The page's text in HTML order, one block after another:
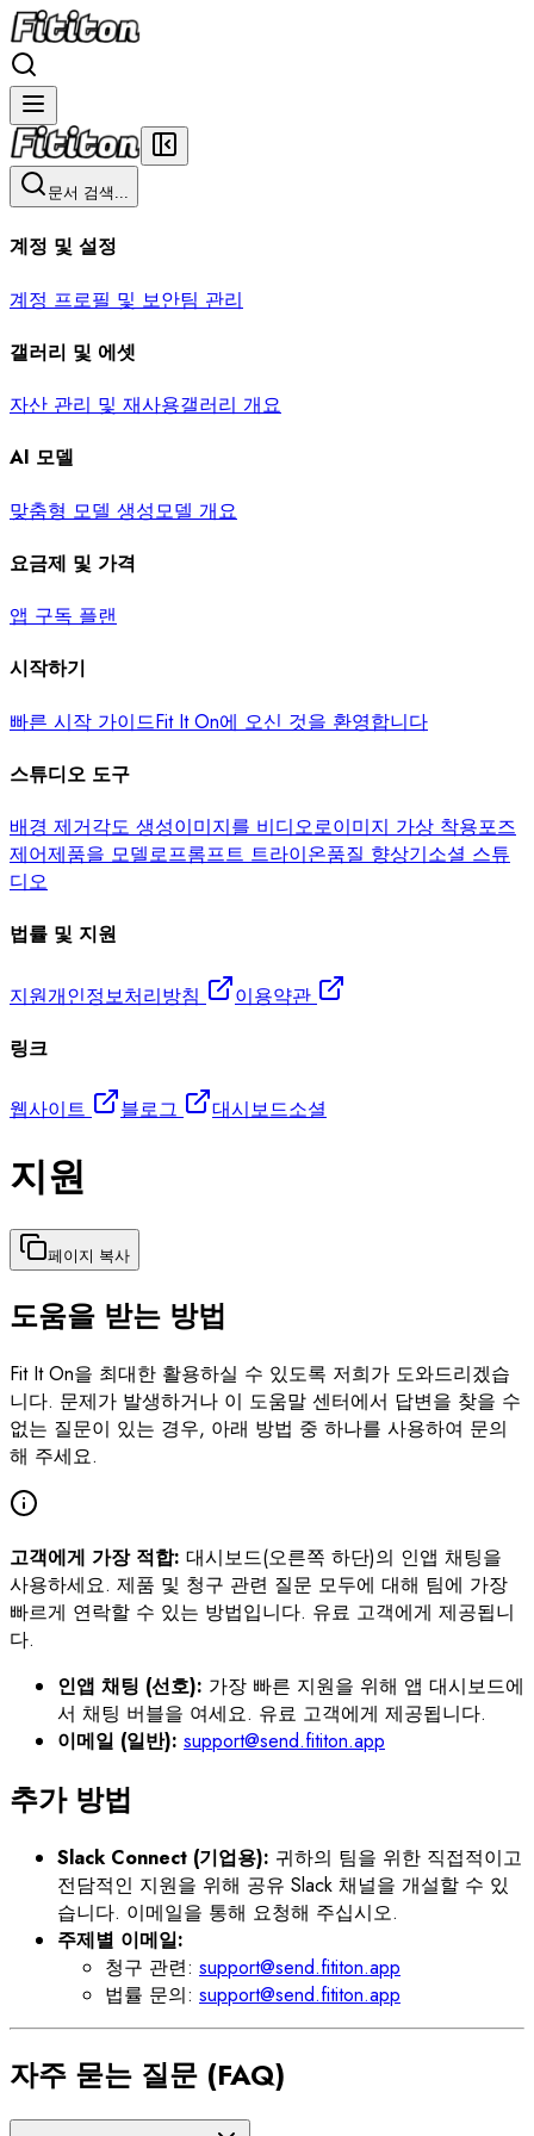
문서 검색...
계정 및 설정
계정 프로필 및 보안팀 관리
갤러리 및 에셋
자산 관리 및 재사용갤러리 개요
AI 모델
맞춤형 모델 생성모델 개요
요금제 및 가격
앱 구독 플랜
시작하기
빠른 시작 가이드Fit It On에 오신 것을 환영합니다
스튜디오 도구
배경 제거각도 생성이미지를 비디오로이미지 가상 착용포즈
제어제품을 모델로프롬프트 트라이온품질 향상기소셜 스튜
디오
법률 및 지원
지원개인정보처리방침
이용약관
링크
웹사이트 블로그 대시보드소셜
지원
페이지 복사
도움을 받는 방법
Fit It On을 최대한 활용하실 수 있도록 저희가 도와드리겠습
니다. 문제가 발생하거나 이 도움말 센터에서 답변을 찾을 수
없는 질문이 있는 경우, 아래 방법 중 하나를 사용하여 문의
해 주세요.
고객에게 가장 적합: 대시보드(오른쪽 하단)의 인앱 채팅을
사용하세요. 제품 및 청구 관련 질문 모두에 대해 팀에 가장
빠르게 연락할 수 있는 방법입니다. 유료 고객에게 제공됩니
다.
인앱 채팅 (선호): 가장 빠른 지원을 위해 앱 대시보드에
서 채팅 버블을 여세요. 유료 고객에게 제공됩니다.
이메일 (일반): support@send.fititon.app
추가 방법
Slack Connect (기업용): 귀하의 팀을 위한 직접적이고
전담적인 지원을 위해 공유 Slack 채널을 개설할 수 있
습니다. 이메일을 통해 요청해 주십시오.
주제별 이메일:
청구 관련: support@send.fititon.app
법률 문의: support@send.fititon.app
자주 묻는 질문 (FAQ)